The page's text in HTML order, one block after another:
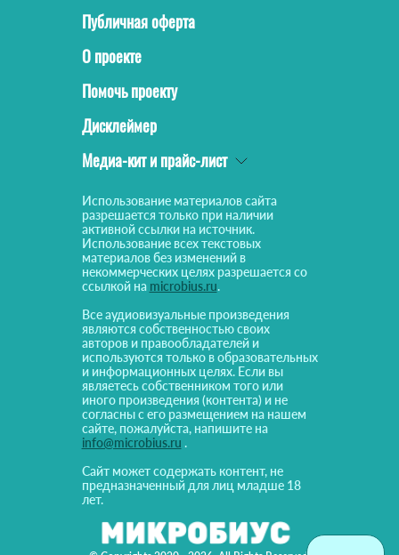
Публичная оферта
О проекте
Помочь проекту
Дисклеймер
Медиа-кит и прайс-лист
Использование материалов сайта
разрешается только при наличии
активной ссылки на источник.
Использование всех текстовых
материалов без изменений в
некоммерческих целях разрешается со
ссылкой на microbius.ru.
Все аудиовизуальные произведения
являются собственностью своих
авторов и правообладателей и
используются только в образовательных
и информационных целях. Если вы
являетесь собственником того или
иного произведения (контента) и не
согласны с его размещением на нашем
сайте, пожалуйста, напишите на
info@microbius.ru .
Сайт может содержать контент, не
предназначенный для лиц младше 18
лет.